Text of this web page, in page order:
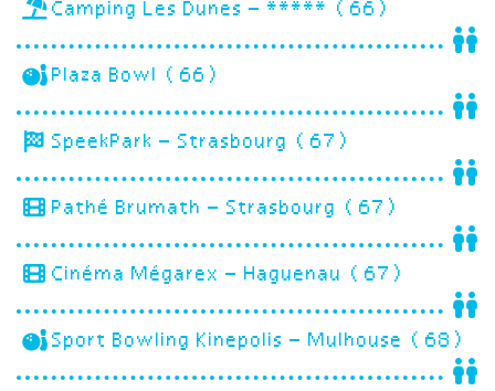
Camping Les Dunes – ***** (66)
Plaza Bowl (66)
SpeekPark – Strasbourg (67)
Pathé Brumath – Strasbourg (67)
Cinéma Mégarex – Haguenau (67)
Sport Bowling Kinepolis – Mulhouse (68)